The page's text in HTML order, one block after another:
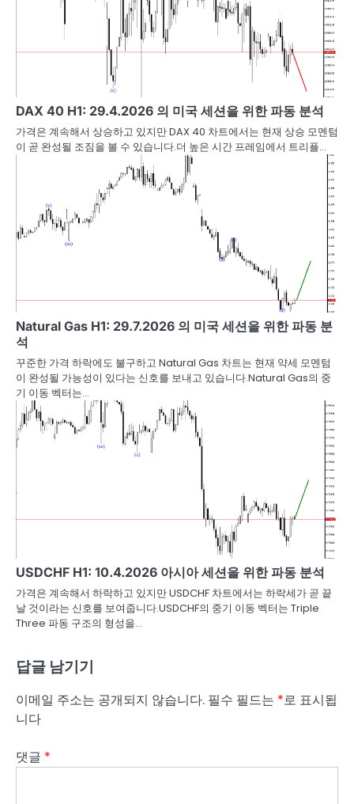
DAX 40 H1: 29.4.2026 의 미국 세션을 위한 파동 분석
가격은 계속해서 상승하고 있지만 DAX 40 차트에서는 현재 상승 모멘텀
이 곧 완성될 조짐을 볼 수 있습니다.더 높은 시간 프레임에서 트리플…
Natural Gas H1: 29.7.2026 의 미국 세션을 위한 파동 분
석
꾸준한 가격 하락에도 불구하고 Natural Gas 차트는 현재 약세 모멘텀
이 완성될 가능성이 있다는 신호를 보내고 있습니다.Natural Gas의 중
기 이동 벡터는…
USDCHF H1: 10.4.2026 아시아 세션을 위한 파동 분석
가격은 계속해서 하락하고 있지만 USDCHF 차트에서는 하락세가 곧 끝
날 것이라는 신호를 보여줍니다.USDCHF의 중기 이동 벡터는 Triple
Three 파동 구조의 형성을…
답글 남기기
이메일 주소는 공개되지 않습니다. 필수 필드는 *로 표시됩
니다
댓글 *